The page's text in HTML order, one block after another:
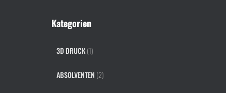
Kategorien
3D DRUCK(1)
ABSOLVENTEN (2)